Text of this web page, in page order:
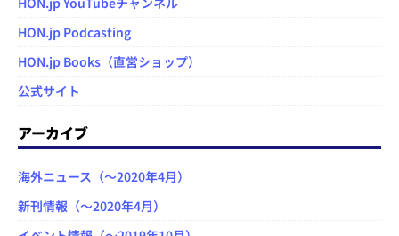
HON.jp Podcasting
HON.jp Books（直営ショップ）
公式サイト
アーカイブ
海外ニュース（～2020年4月）
新刊情報（～2020年4月）